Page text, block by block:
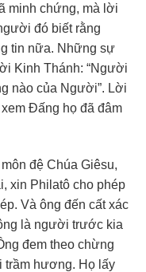
minh chứng, mà lời
đó biết rằng
tin nữa. Những sự
Kinh Thánh: “Người
nào của Người”. Lời
Ðấng họ đã đâm
đệ Chúa Giêsu,
xin Philatô cho phép
Và ông đến cất xác
là người trước kia
đem theo chừng
trầm hương. Họ lấy